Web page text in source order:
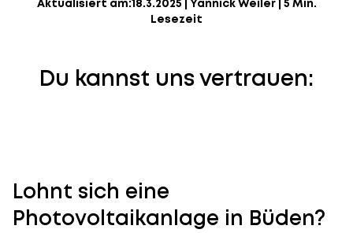
Aktualisiert am:18.3.2025 Yannick Weiler| 5 Min.
Lesezeit
Du kannst uns vertrauen:
Lohnt sich eine
Photovoltaikanlage in Büden?